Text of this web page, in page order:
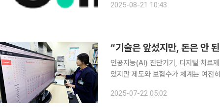
다중 모달리티를 통합하는 범용형
2025-08-21 10:43
인공지능(AI) 진단기기, 디지털 치료
있지만 제도와 보험수가 체계는 여전
움을 겪고 있다. 의료AI 산업,
2025-07-22 05:02